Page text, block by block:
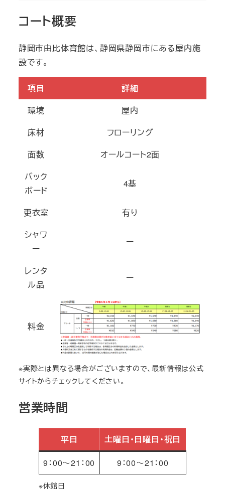
コート概要
静岡市由比体育館は、静岡県静岡市にある屋内施
設です。
項目
詳細
環境
屋内
床材
フローリング
面数
オールコート2面
バック
ボード
4基
更衣室
有り
シャワ
ー
ー
レンタ
ル品
ー
料金
※実際とは異なる場合がございますので、最新情報は公式
サイトからチェックしてください。
営業時間
平日 土曜日・日曜日・祝日
9：00～21：00 9：00～21：00
※休館日